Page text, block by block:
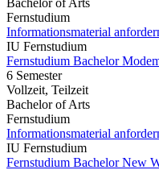
Bachelor of Arts
Fernstudium
Informationsmaterial
IU Fernstudium
Fernstudium Bachelor
6 Semester
Vollzeit, Teilzeit
Bachelor of Arts
Fernstudium
Informationsmaterial
IU Fernstudium
Fernstudium Bachelor New